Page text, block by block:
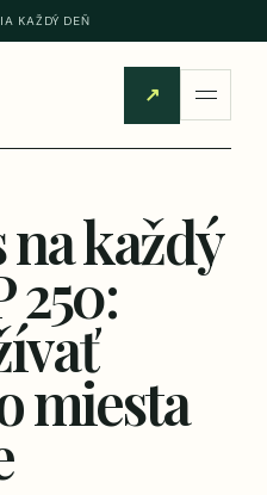
KAŽDÝ DEŇ
↗
každý
250:
miesta